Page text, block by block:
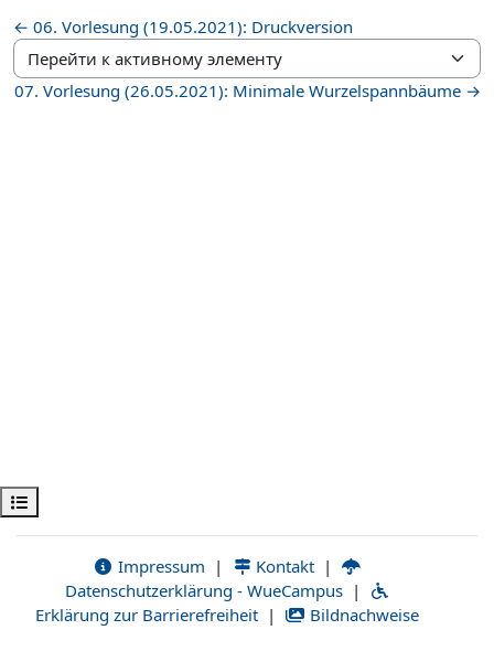
Открыть оглавление курса
← 06. Vorlesung (19.05.2021): Druckversion
Перейти к активному элементу
07. Vorlesung (26.05.2021): Minimale Wurzelspannbäume →
Impressum | Kontakt |
Datenschutzerklärung - WueCampus |
Erklärung zur Barrierefreiheit | Bildnachweise